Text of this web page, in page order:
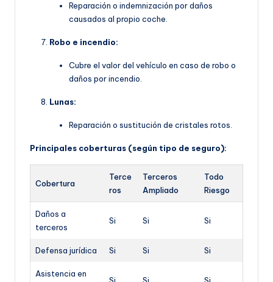
Reparación o indemnización por daños
causados al propio coche.
Robo e incendio:
Cubre el valor del vehículo en caso de robo o
daños por incendio.
Lunas:
Reparación o sustitución de cristales rotos.
Principales coberturas (según tipo de seguro):
Cobertura
Terce
ros
Terceros
Ampliado
Todo
Riesgo
Daños a
terceros
Si Si Si
Defensa jurídica Si Si Si
Asistencia en